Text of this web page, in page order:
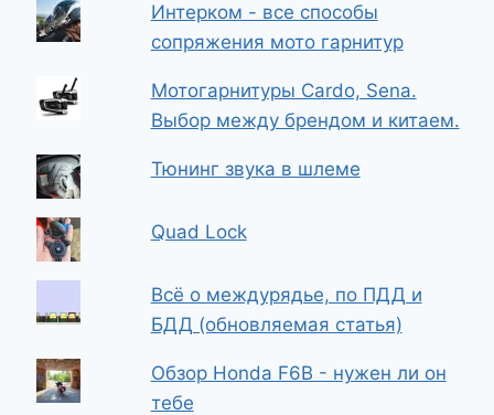
Интерком - все способы
сопряжения мото гарнитур
Мотогарнитуры Cardo, Sena.
Выбор между брендом и китаем.
Тюнинг звука в шлеме
Quad Lock
Всё о междурядье, по ПДД и
БДД (обновляемая статья)
Обзор Honda F6B - нужен ли он
тебе